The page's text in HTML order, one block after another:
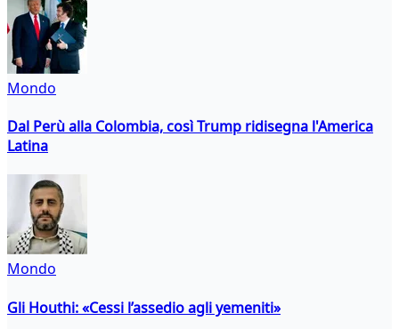
Mondo
Dal Perù alla Colombia, così Trump ridisegna l'America
Latina
Mondo
Gli Houthi: «Cessi l’assedio agli yemeniti»